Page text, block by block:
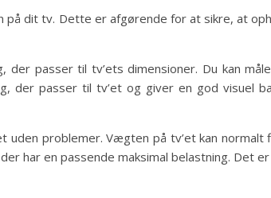
dit tv. Dette er afgørende for at sikre, at
passer til tv’ets dimensioner. Du kan
der passer til tv’et og giver en god visuel
problemer. Vægten på tv’et kan normalt
har en passende maksimal belastning. Det